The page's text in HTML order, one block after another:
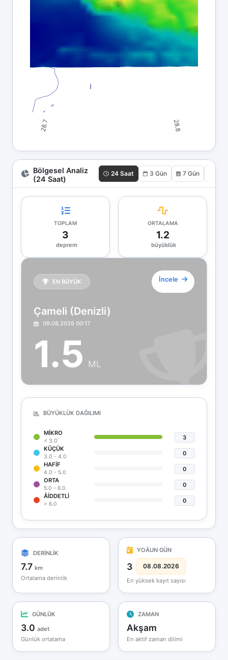
Bölgesel Analiz
(24 Saat)
24 Saat 3 Gün 7 Gün
TOPLAM
3
deprem
ORTALAMA
1.2
büyüklük
EN BÜYÜK İncele
Çameli (Denizli)
09.08.2026 00:17
1.5 ML
BÜYÜKLÜK DAĞILIMI
MIKRO
< 3.0
3
KÜÇÜK
3.0 - 4.0
0
HAFIF
4.0 - 5.0
0
ORTA
5.0 - 6.0
0
ÅIDDETLI
> 6.0
0
DERİNLİK
7.7 km
Ortalama derinlik
YOÄUN GÜN
3 08.08.2026
En yüksek kayıt sayısı
GÜNLÜK
3.0 adet
Günlük ortalama
ZAMAN
Akşam
En aktif zaman dilimi